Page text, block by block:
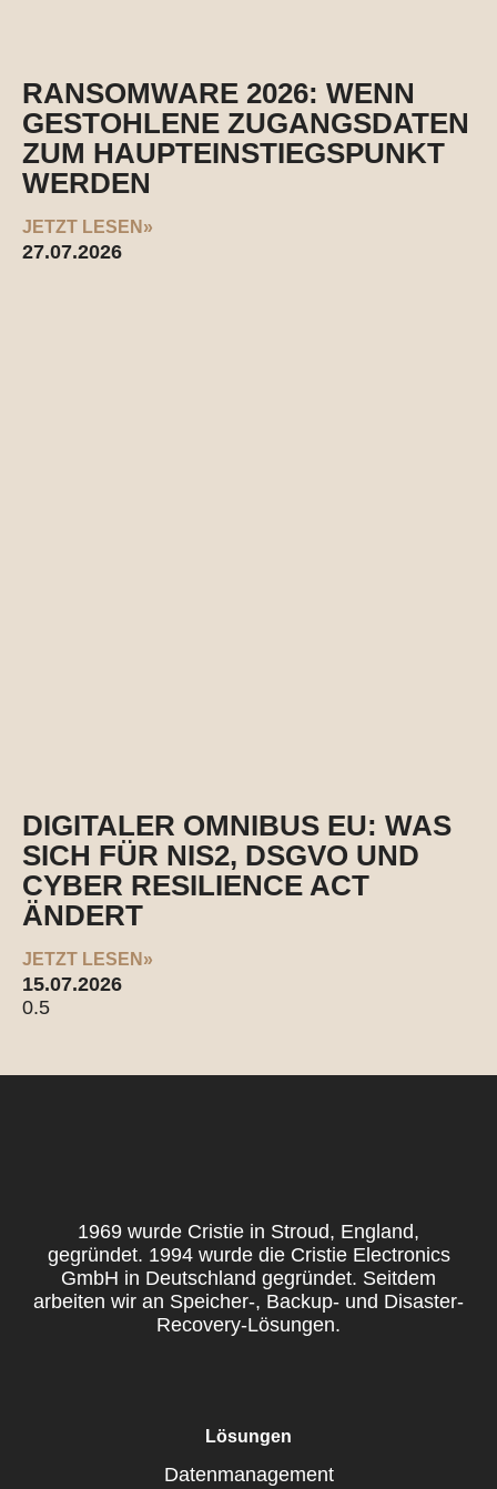
RANSOMWARE 2026: WENN
GESTOHLENE ZUGANGSDATEN
ZUM HAUPTEINSTIEGSPUNKT
WERDEN
JETZT LESEN»
27.07.2026
DIGITALER OMNIBUS EU: WAS
SICH FÜR NIS2, DSGVO UND
CYBER RESILIENCE ACT
ÄNDERT
JETZT LESEN»
15.07.2026
1969 wurde Cristie in Stroud, England,
gegründet. 1994 wurde die Cristie Electronics
GmbH in Deutschland gegründet. Seitdem
arbeiten wir an Speicher-, Backup- und Disaster-
Recovery-Lösungen.
Lösungen
Datenmanagement